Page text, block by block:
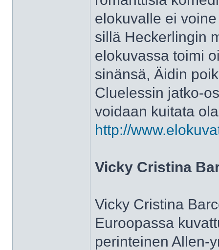
elokuvalle ei
sillä Heckerlingin
elokuvassa toimi
sinänsä, Äidin
Cluelessin jatko-
voidaan kuitata
http://
Vicky Cristina
Vicky Cristina
Euroopassa
perinteinen Allen-